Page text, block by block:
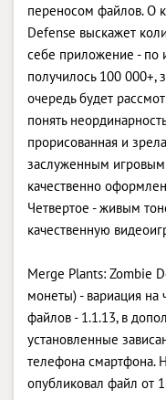
переносом файлов. О
Defense выскажет
себе приложение - по
получилось 100 000+,
очередь будет
понять
прорисованная и
заслуженным
качественно
Четвертое - живым
качественную
Merge Plants: Zombie
монеты) - вариация на
файлов - 1.1.13, в
установленные
телефона смартфона.
опубликовал файл от